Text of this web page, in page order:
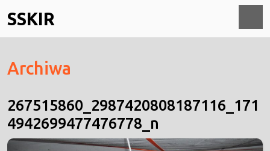
to
content
SSKIR
Archiwa
267515860_2987420808187116_171
4942699477476778_n